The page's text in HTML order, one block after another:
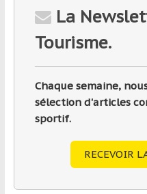
La
Tourisme.
Chaque semaine,
sélection d'articles
sportif.
RECEVOIR